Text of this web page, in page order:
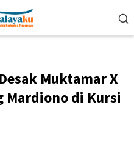
Muktamar X
Mardiono di Kursi